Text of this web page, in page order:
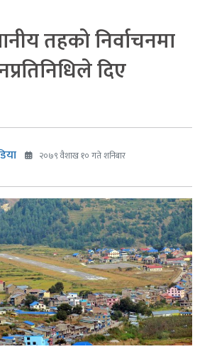
तहको निर्वाचनमा
दिए
२०७९ वैशाख १० गते शनिबार